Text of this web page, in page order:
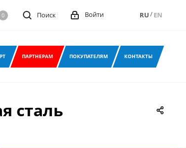
0 Поиск Войти RU/EN
ПАРТНЕРАМ ПОКУПАТЕЛЯМ КОНТАКТЫ
сталь